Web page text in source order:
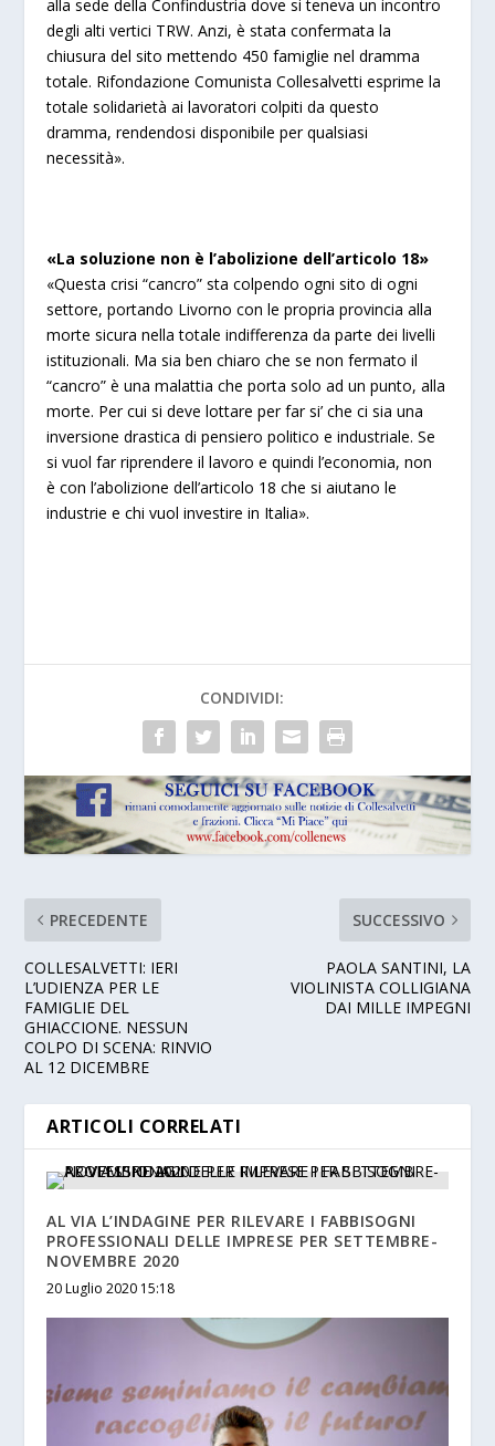
alla sede della Confindustria dove si teneva un incontro
degli alti vertici TRW. Anzi, è stata confermata la
chiusura del sito mettendo 450 famiglie nel dramma
totale. Rifondazione Comunista Collesalvetti esprime la
totale solidarietà ai lavoratori colpiti da questo
dramma, rendendosi disponibile per qualsiasi
necessità».
«La soluzione non è l’abolizione dell’articolo 18»
«Questa crisi “cancro” sta colpendo ogni sito di ogni
settore, portando Livorno con le propria provincia alla
morte sicura nella totale indifferenza da parte dei livelli
istituzionali. Ma sia ben chiaro che se non fermato il
“cancro” è una malattia che porta solo ad un punto, alla
morte. Per cui si deve lottare per far si’ che ci sia una
inversione drastica di pensiero politico e industriale. Se
si vuol far riprendere il lavoro e quindi l’economia, non
è con l’abolizione dell’articolo 18 che si aiutano le
industrie e chi vuol investire in Italia».
CONDIVIDI:
PRECEDENTE
COLLESALVETTI: IERI
L’UDIENZA PER LE
FAMIGLIE DEL
GHIACCIONE. NESSUN
COLPO DI SCENA: RINVIO
AL 12 DICEMBRE
SUCCESSIVO
PAOLA SANTINI, LA
VIOLINISTA COLLIGIANA
DAI MILLE IMPEGNI
ARTICOLI CORRELATI
AL VIA L’INDAGINE PER RILEVARE I FABBISOGNI
PROFESSIONALI DELLE IMPRESE PER SETTEMBRE-
NOVEMBRE 2020
20 Luglio 2020 15:18